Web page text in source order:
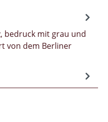
bedruck mit grau und
von dem Berliner